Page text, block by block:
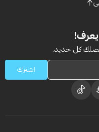
كل جديد.
اشترك